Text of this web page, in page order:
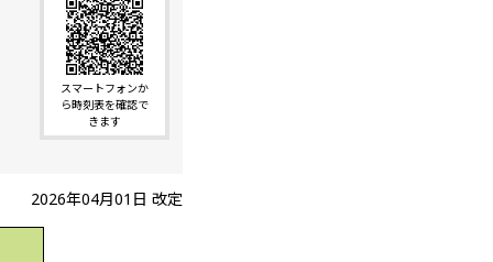
スマートフォンか
ら時刻表を確認で
きます
2026年04月01日 改定